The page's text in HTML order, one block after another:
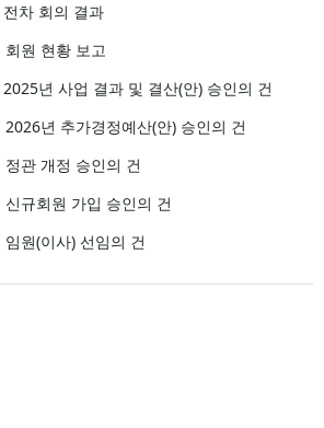
차 회의 결과
황 보고
년 사업 결과 및 결산(안) 승인의 건
가경정예산(안) 승인의 건
정 승인의 건
가입 승인의 건
사) 선임의 건